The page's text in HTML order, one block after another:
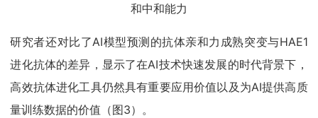
和中和能力
研究者还对比了AI模型预测的抗体亲和力成熟突变与HAE1
进化抗体的差异，显示了在AI技术快速发展的时代背景下，
高效抗体进化工具仍然具有重要应用价值以及为AI提供高质
量训练数据的价值（图3）。